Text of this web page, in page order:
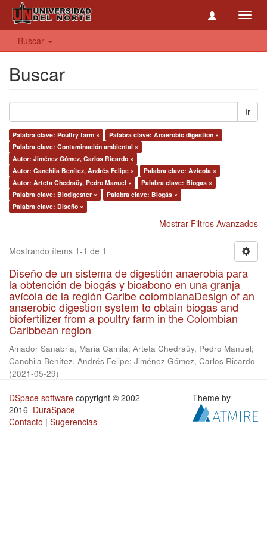
Buscar
Buscar
Ir
Palabra clave: Poultry farm ×
Palabra clave: Anaerobic digestion ×
Palabra clave: Contaminación ambiental ×
Autor: Jiménez Gómez, Carlos Ricardo ×
Autor: Canchila Benítez, Andrés Felipe ×
Palabra clave: Avícola ×
Autor: Arteta Chedraüy, Pedro Manuel ×
Palabra clave: Biogas ×
Palabra clave: Biodigester ×
Palabra clave: Biogás ×
Palabra clave: Diseño ×
Mostrar Filtros Avanzados
Mostrando ítems 1-1 de 1
Diseño de un sistema de digestión anaerobia para
la obtención de biogás y bioabono en una granja
avícola de la región Caribe colombianaDesign of an
anaerobic digestion system to obtain biogas and
biofertilizer from a poultry farm in the Colombian
Caribbean region
Amador Sanabria, Maria Camila; Arteta Chedraüy, Pedro Manuel;
Canchila Benítez, Andrés Felipe; Jiménez Gómez, Carlos Ricardo
(2021-05-29)
DSpace software copyright © 2002-
2016 DuraSpace
Contacto | Sugerencias
Theme by